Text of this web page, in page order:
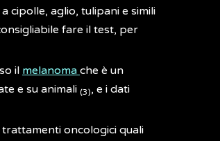
cipolle, aglio, tulipani e simili
fare il test, per
il melanoma che è un
e su animali (3), e i dati
oncologici quali